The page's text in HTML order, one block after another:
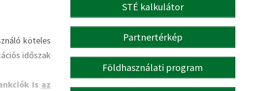
köteles
időszak
is az
STÉ kalkulátor
Partnertérkép
Földhasználati program